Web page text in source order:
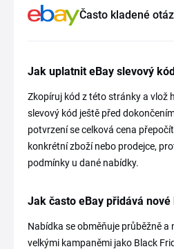
Často kladené
Jak uplatnit eBay slevový
Zkopíruj kód z této stránky a vlož
slevový kód ještě před
potvrzení se celková cena
konkrétní zboží nebo prodejce,
podmínky u dané nabídky.
Jak často eBay přidává nové
Nabídka se obměňuje průběžně a
velkými kampaněmi jako Black